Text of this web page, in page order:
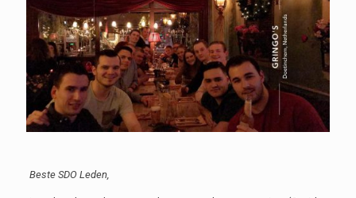
Beste SDO Leden,